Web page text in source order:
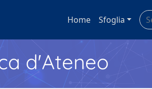
Home Sfoglia
d'Ateneo